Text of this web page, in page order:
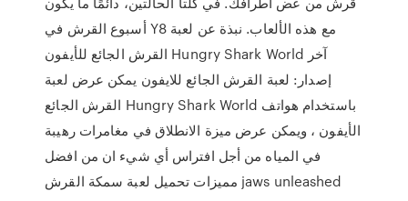
أسبوع القرش في Y8 مع هذه الألعاب. نبذة عن لعبة
القرش الجائع للأيفون Hungry Shark World آخر
إصدار: لعبة القرش الجائع للايفون يمكن عرض لعبة
القرش الجائع Hungry Shark World باستخدام هواتف
الأيفون ، ويمكن عرض ميزة الانطلاق في مغامرات رهيبة
في المياه من أجل افتراس أي شيء ان من افضل
مميزات تحميل لعبة سمكة القرش jaws unleashed